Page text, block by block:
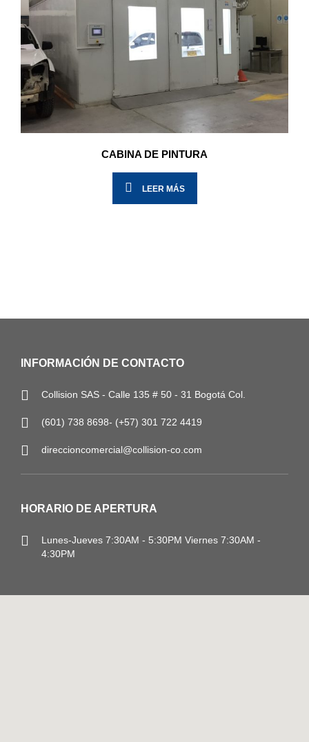
CABINA DE PINTURA
LEER MÁS
INFORMACIÓN DE CONTACTO
Collision SAS - Calle 135 # 50 - 31 Bogotá Col.
(601) 738 8698- (+57) 301 722 4419
direccioncomercial@collision-co.com
HORARIO DE APERTURA
Lunes-Jueves 7:30AM - 5:30PM Viernes 7:30AM -
4:30PM